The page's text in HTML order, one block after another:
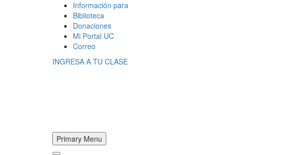
Información para
Biblioteca
Donaciones
Mi Portal UC
Correo
INGRESA A TU CLASE
Primary Menu